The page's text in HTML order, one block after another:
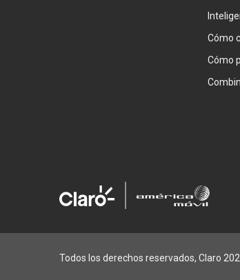
Cómo
Cómo
Todos los derechos reservados, Claro